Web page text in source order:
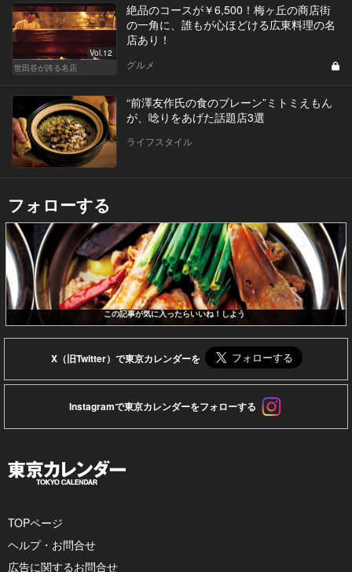
Vol.12
世田谷が誇る名店
絶品のコースが￥6,500！梅ヶ丘の商店街
の一角に、誰もが心ほどける広東料理の名
店あり！
グルメ
“前澤友作氏の食のブレーン”ミトミえもん
が、唸りをあげた話題店3選
ライフスタイル
フォローする
この記事が気に入ったらいいね！しよう
X（旧Twitter）で東京カレンダーを
Instagramで東京カレンダーをフォローする
TOPページ
ヘルプ・お問合せ
広告に関するお問合せ